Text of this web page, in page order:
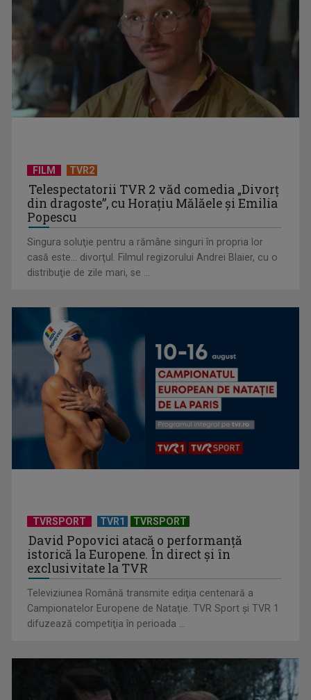
(P) Programări non-stop: cum umple un sistem online
golurile din agenda ...
(P) Cum planifici un weekend cultural fără să cheltuiești mult
(P) De ce psihologii spun că un card cadou e, de fapt, un
(P) Cum să creezi un interior în care să te simți acasă
FILM TVR2
Telespectatorii TVR 2 văd comedia „Divorţ
din dragoste”, cu Horaţiu Mălăele şi Emilia
Popescu
Singura soluţie pentru a rămâne singuri în propria lor
casă este... divorţul. Filmul regizorului Andrei Blaier, cu o
distribuţie de zile mari, se ...
TVRSPORT TVR1 TVRSPORT
David Popovici atacă o performanţă
istorică la Europene. În direct şi în
exclusivitate la TVR
Televiziunea Română transmite ediţia centenară a
Campionatelor Europene de Nataţie. TVR Sport şi TVR 1
difuzează competiţia în perioada ...